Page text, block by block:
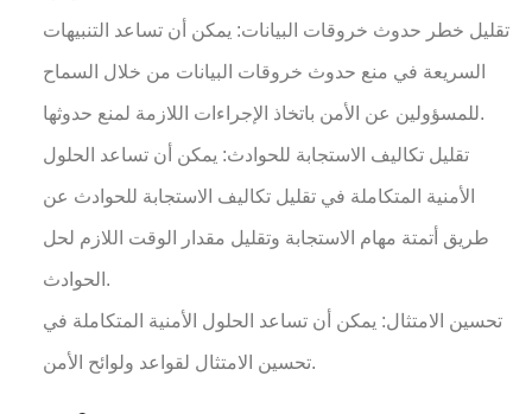
تقليل خطر حدوث خروقات البيانات: يمكن أن تساعد التنبيهات
السريعة في منع حدوث خروقات البيانات من خلال السماح
للمسؤولين عن الأمن باتخاذ الإجراءات اللازمة لمنع حدوثها.
تقليل تكاليف الاستجابة للحوادث: يمكن أن تساعد الحلول
الأمنية المتكاملة في تقليل تكاليف الاستجابة للحوادث عن
طريق أتمتة مهام الاستجابة وتقليل مقدار الوقت اللازم لحل
الحوادث.
تحسين الامتثال: يمكن أن تساعد الحلول الأمنية المتكاملة في
تحسين الامتثال لقواعد ولوائح الأمن.